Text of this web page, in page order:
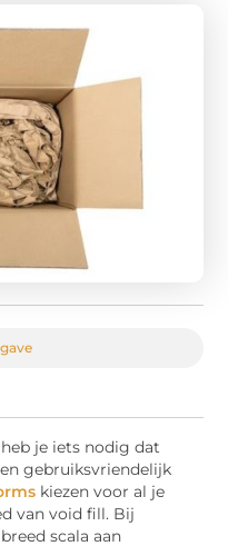
je iets nodig dat
gebruiksvriendelijk
kiezen voor al je
van void fill. Bij
scala aan